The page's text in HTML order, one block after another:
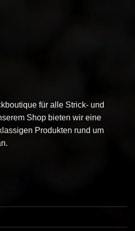
für alle Strick- und
Shop bieten wir eine
Produkten rund um